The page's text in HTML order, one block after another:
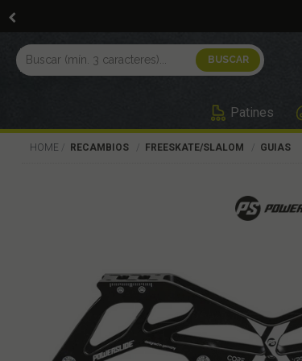
Patines
HOME RECAMBIOS FREESKATE/SLALOM GUIAS